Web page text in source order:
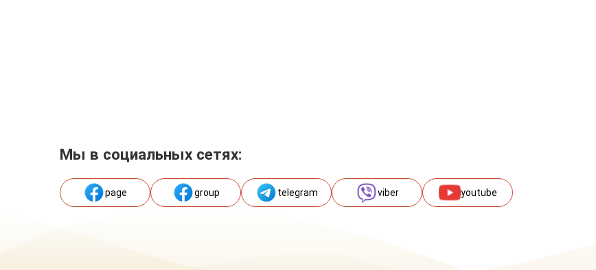
Мы в социальных сетях:
page group telegram viber youtube